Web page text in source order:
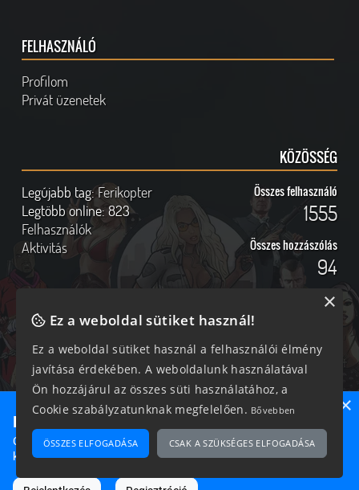
FELHASZNÁLÓ
Profilom
Privát üzenetek
KÖZÖSSÉG
Legújabb tag:Ferikopter
Legtöbb online:823
Felhasználók
Aktivitás
Összes felhasználó
1555
Összes hozzászólás
94
Online felhasználók
214 vendég, 0 tag
Kövess Minket!
2026 © Magyar GTA Közösség
hozzájárulásával és a forrás megjelölésével használhatóak fel.
Ne maradj le semmiről!
Csatlakozz most hozzánk, hogy megtudd, milyen egy igazi
közösséghez tartozni!
×
Ez a weboldal sütiket használ!
Ez a weboldal sütiket használ a felhasználói élmény
javítása érdekében. A weboldalunk használatával
Ön hozzájárul az összes süti használatához, a
Cookie szabályzatunknak megfelelően. Bővebben
ÖSSZES ELFOGADÁSA CSAK A SZÜKSÉGES ELFOGADÁSA
×